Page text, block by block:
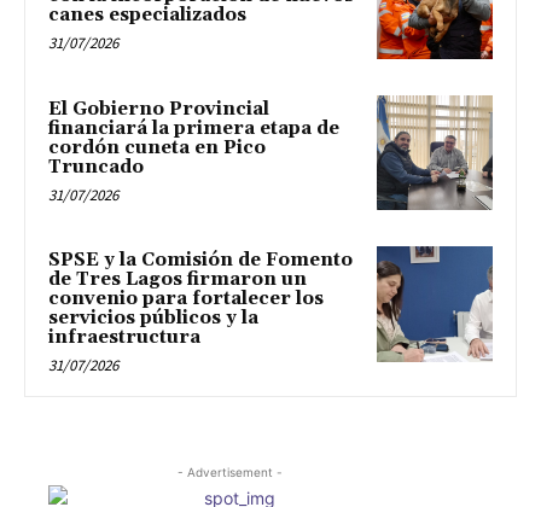
canes especializados
31/07/2026
El Gobierno Provincial
financiará la primera etapa de
cordón cuneta en Pico
Truncado
31/07/2026
SPSE y la Comisión de Fomento
de Tres Lagos firmaron un
convenio para fortalecer los
servicios públicos y la
infraestructura
31/07/2026
- Advertisement -